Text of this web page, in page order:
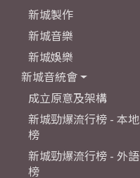
新城製作
新城音樂
新城娛樂
新城音統會
成立原意及架構
新城勁爆流行榜 - 本地
榜
新城勁爆流行榜 - 外語
榜